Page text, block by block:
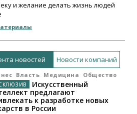
и желание делать жизнь людей
новостей Новости компаний
Власть Медицина Общество
Искусственный
предлагают
к разработке новых
в России